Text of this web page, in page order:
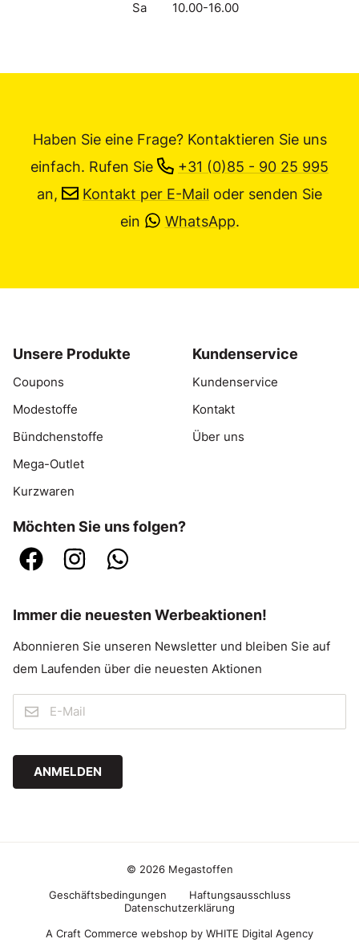
Sa
10.00-16.00
Haben Sie eine Frage? Kontaktieren Sie uns
einfach. Rufen Sie
+31 (0)85 - 90 25 995
an,
Kontakt per E-Mail oder senden Sie
ein
WhatsApp.
Unsere Produkte
Coupons
Modestoffe
Bündchenstoffe
Mega-Outlet
Kurzwaren
Kundenservice
Kundenservice
Kontakt
Über uns
Möchten Sie uns folgen?
Immer die neuesten Werbeaktionen!
Abonnieren Sie unseren Newsletter und bleiben Sie auf
dem Laufenden über die neuesten Aktionen
ANMELDEN
© 2026 Megastoffen
A Craft Commerce webshop by WHITE Digital Agency
Geschäftsbedingungen
Haftungsausschluss
Datenschutzerklärung